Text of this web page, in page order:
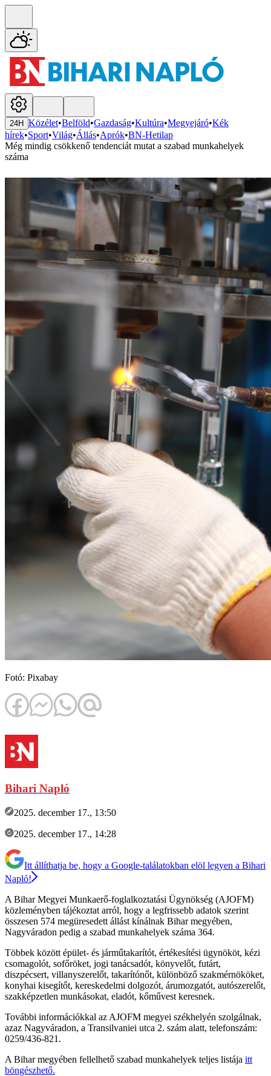
24H Közélet•Belföld•Gazdaság•Kultúra•Megyejáró•Kék
hírek•Sport•Világ•Állás•Aprók•BN-Hetilap
Még mindig csökkenő tendenciát mutat a szabad munkahelyek
száma
Fotó: Pixabay
Bihari Napló
2025. december 17., 13:50
2025. december 17., 14:28
Itt állíthatja be, hogy a Google-találatokban elöl legyen a Bihari
Napló!
A Bihar Megyei Munkaerő-foglalkoztatási Ügynökség (AJOFM)
közleményben tájékoztat arról, hogy a legfrissebb adatok szerint
összesen 574 megüresedett állást kínálnak Bihar megyében,
Nagyváradon pedig a szabad munkahelyek száma 364.
Többek között épület- és járműtakarítót, értékesítési ügynököt, kézi
csomagolót, sofőröket, jogi tanácsadót, könyvelőt, futárt,
diszpécsert, villanyszerelőt, takarítónőt, különböző szakmérnököket,
konyhai kisegítőt, kereskedelmi dolgozót, árumozgatót, autószerelőt,
szakképzetlen munkásokat, eladót, kőművest keresnek.
További információkkal az AJOFM megyei székhelyén szolgálnak,
azaz Nagyváradon, a Transilvaniei utca 2. szám alatt, telefonszám:
0259/436-821.
A Bihar megyében fellelhető szabad munkahelyek teljes listája itt
böngészhető.